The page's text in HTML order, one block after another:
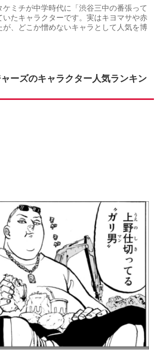
ケミチが中学時代に「渋谷三中の番張って
いたキャラクターです。実はキヨマサや赤
が、どこか憎めないキャラとして人気を博
ーズのキャラクター人気ランキン